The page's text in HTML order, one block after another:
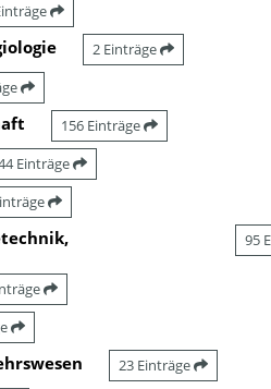
2 Einträge
156 Einträge
Einträge
95
23 Einträge